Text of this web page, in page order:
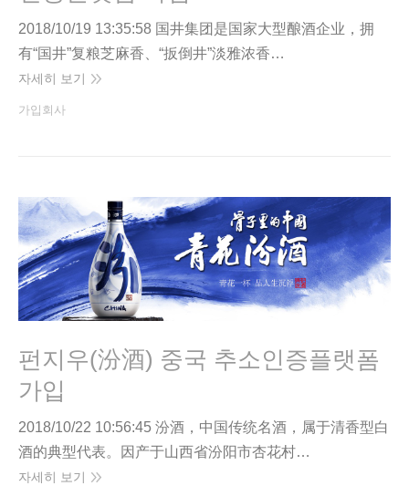
2018/10/19 13:35:58 国井集团是国家大型酿酒企业，拥
有“国井”复粮芝麻香、“扳倒井”淡雅浓香…
자세히 보기
가입회사
펀지우(汾酒) 중국 추소인증플랫폼
가입
2018/10/22 10:56:45 汾酒，中国传统名酒，属于清香型白
酒的典型代表。因产于山西省汾阳市杏花村…
자세히 보기